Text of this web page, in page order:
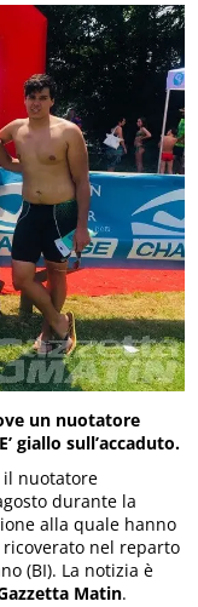
un nuotatore
giallo sull’accaduto.
il nuotatore
durante la
alla quale hanno
nel reparto
(BI). La notizia è
Matin.